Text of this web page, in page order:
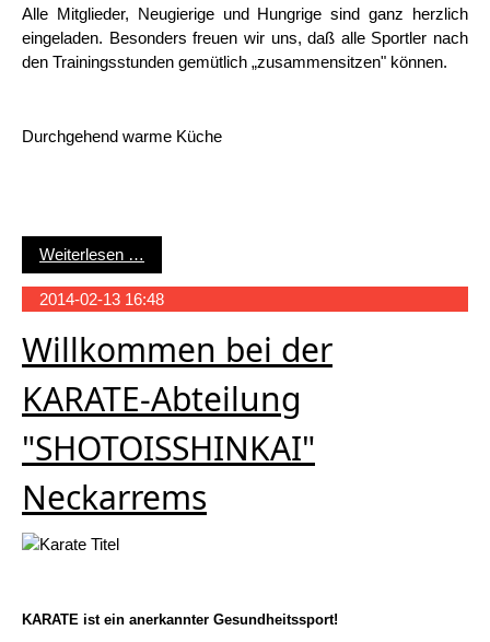
Alle Mitglieder, Neugierige und Hungrige sind ganz herzlich
eingeladen. Besonders freuen wir uns, daß alle Sportler nach
den Trainingsstunden gemütlich „zusammensitzen" können.
Durchgehend warme Küche
Weiterlesen …
2014-02-13 16:48
Willkommen bei der
KARATE-Abteilung
"SHOTOISSHINKAI"
Neckarrems
KARATE ist ein anerkannter Gesundheitssport!